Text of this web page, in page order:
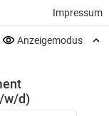
Impressum
Anzeigemodus
w/d)